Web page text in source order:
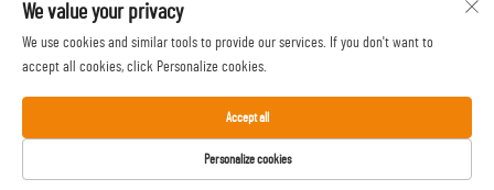
Gaoxin District, Hefei, Anhui, an tSín
Ríomhphost:[email protected]
Teil:13917680554
Cóipcheart © 2024 le Hefei Silentbedding Co., Ltd. Beartas
Príobháideachta
We value your privacy
We use cookies and similar tools to provide our services. If you don't want to
accept all cookies, click Personalize cookies.
Personalize cookies
Accept all